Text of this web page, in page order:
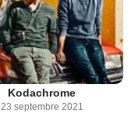
Kodachrome
23 septembre 2021